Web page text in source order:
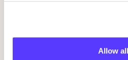
Allow all
Pieter Reypenslei 4-6 2640